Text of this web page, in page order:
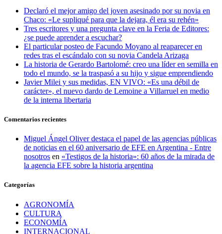
Declaró el mejor amigo del joven asesinado por su novia en
Chaco: «Le supliqué para que la dejara, él era su rehén»
Tres escritores y una pregunta clave en la Feria de Editores:
¿se puede aprender a escuchar?
El particular posteo de Facundo Moyano al reaparecer en
redes tras el escándalo con su novia Candela Arizaga
La historia de Gerardo Bartolomé: creo una líder en semilla en
todo el mundo, se la traspasó a su hijo y sigue emprendiendo
Javier Milei y sus medidas, EN VIVO: «Es una débil de
carácter», el nuevo dardo de Lemoine a Villarruel en medio
de la interna libertaria
Comentarios recientes
Miguel Ángel Oliver destaca el papel de las agencias públicas
de noticias en el 60 aniversario de EFE en Argentina - Entre
nosotros en «Testigos de la historia»: 60 años de la mirada de
la agencia EFE sobre la historia argentina
Categorías
AGRONOMÍA
CULTURA
ECONOMÍA
INTERNACIONAL